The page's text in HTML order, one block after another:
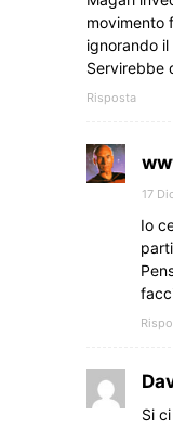
movimento
ignorando
Servirebbe
Risposta
17
Io
Si